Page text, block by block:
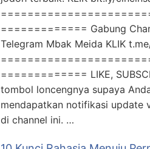
============= Gabung
Telegram Mbak Meida KLIK
============= LIKE,
tombol loncengnya supaya
mendapatkan notifikasi update
di channel ini. …